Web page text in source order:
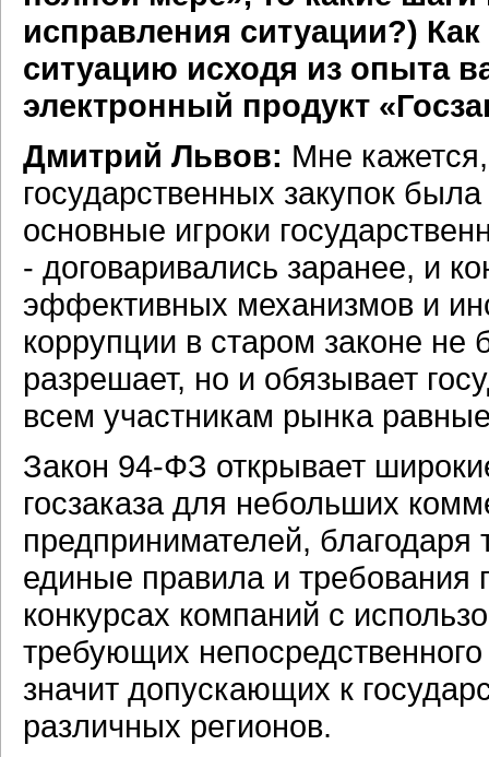
исправления ситуации?)
ситуацию исходя из опыта
электронный продукт
Дмитрий Львов: Мне
государственных закупок
основные игроки
- договаривались заранее, и
эффективных механизмов и
коррупции в старом законе
разрешает, но и обязывает
всем участникам рынка
Закон 94-ФЗ открывает
госзаказа для небольших
предпринимателей,
единые правила и
конкурсах компаний с
требующих
значит допускающих к
различных регионов.